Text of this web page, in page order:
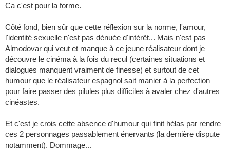
Ca c'est pour la forme.
Côté fond, bien sûr que cette réflexion sur la norme, l'amour,
l'identité sexuelle n'est pas dénuée d'intérêt... Mais n'est pas
Almodovar qui veut et manque à ce jeune réalisateur dont je
découvre le cinéma à la fois du recul (certaines situations et
dialogues manquent vraiment de finesse) et surtout de cet
humour que le réalisateur espagnol sait manier à la perfection
pour faire passer des pilules plus difficiles à avaler chez d'autres
cinéastes.
Et c'est je crois cette absence d'humour qui finit hélas par rendre
ces 2 personnages passablement énervants (la dernière dispute
notamment). Dommage...